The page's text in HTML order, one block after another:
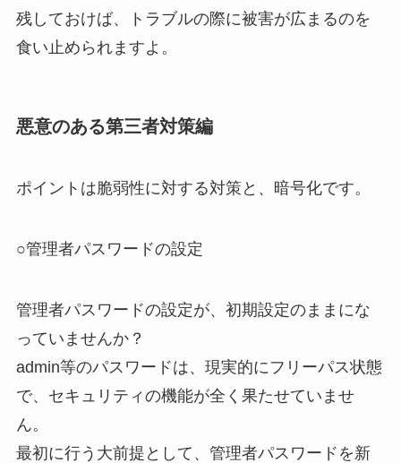
残しておけば、トラブルの際に被害が広まるのを
食い止められますよ。
悪意のある第三者対策編
ポイントは脆弱性に対する対策と、暗号化です。
○管理者パスワードの設定
管理者パスワードの設定が、初期設定のままにな
っていませんか？
admin等のパスワードは、現実的にフリーパス状態
で、セキュリティの機能が全く果たせていませ
ん。
最初に行う大前提として、管理者パスワードを新